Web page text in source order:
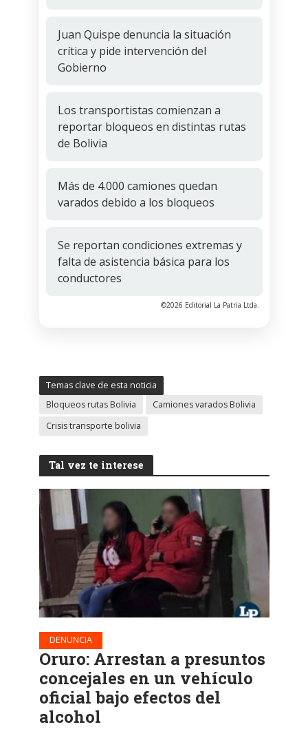
Juan Quispe denuncia la situación
crítica y pide intervención del
Gobierno
Los transportistas comienzan a
reportar bloqueos en distintas rutas
de Bolivia
Más de 4.000 camiones quedan
varados debido a los bloqueos
Se reportan condiciones extremas y
falta de asistencia básica para los
conductores
©2026 Editorial La Patria Ltda.
Temas clave de esta noticia
Bloqueos rutas Bolivia
Camiones varados Bolivia
Crisis transporte bolivia
Tal vez te interese
DENUNCIA
Oruro: Arrestan a presuntos
concejales en un vehículo
oficial bajo efectos del
alcohol